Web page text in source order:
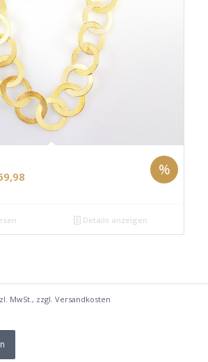
Aktueller
%
Details anzeigen
MwSt., zzgl. Versandkosten